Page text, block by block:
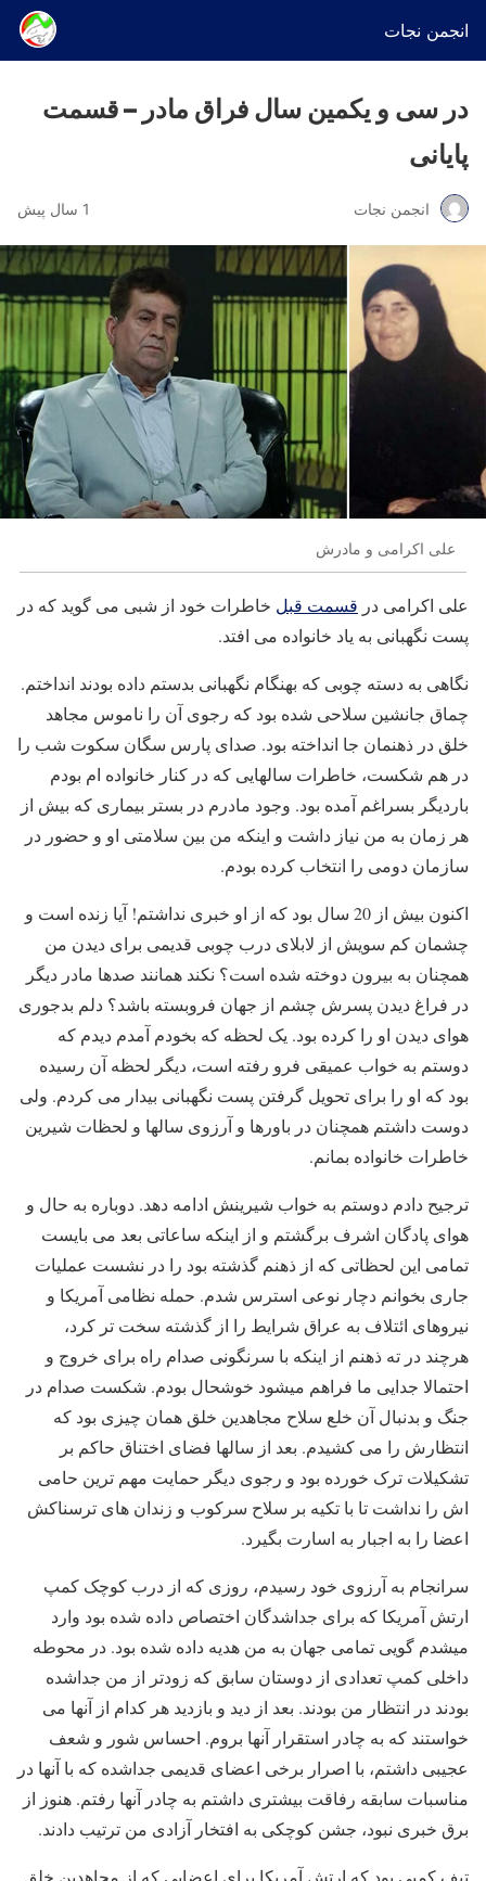
انجمن نجات
در سی و یکمین سال فراق مادر – قسمت
پایانی
انجمن نجات 1 سال پیش
علی اکرامی و مادرش
علی اکرامی در قسمت قبل خاطرات خود از شبی می گوید که در
پست نگهبانی به یاد خانواده می افتد.
نگاهی به دسته چوبی که بهنگام نگهبانی بدستم داده بودند انداختم.
چماق جانشین سلاحی شده بود که رجوی آن را ناموس مجاهد
خلق در ذهنمان جا انداخته بود. صدای پارس سگان سکوت شب را
در هم شکست، خاطرات سالهایی که در کنار خانواده ام بودم
باردیگر بسراغم آمده بود. وجود مادرم در بستر بیماری که بیش از
هر زمان به من نیاز داشت و اینکه من بین سلامتی او و حضور در
سازمان دومی را انتخاب کرده بودم.
اکنون بیش از 20 سال بود که از او خبری نداشتم! آیا زنده است و
چشمان کم سویش از لابلای درب چوبی قدیمی برای دیدن من
همچنان به بیرون دوخته شده است؟ نکند همانند صدها مادر دیگر
در فراغ دیدن پسرش چشم از جهان فروبسته باشد؟ دلم بدجوری
هوای دیدن او را کرده بود. یک لحظه که بخودم آمدم دیدم که
دوستم به خواب عمیقی فرو رفته است، دیگر لحظه آن رسیده
بود که او را برای تحویل گرفتن پست نگهبانی بیدار می کردم. ولی
دوست داشتم همچنان در باورها و آرزوی سالها و لحظات شیرین
خاطرات خانواده بمانم.
ترجیح دادم دوستم به خواب شیرینش ادامه دهد. دوباره به حال و
هوای پادگان اشرف برگشتم و از اینکه ساعاتی بعد می بایست
تمامی این لحظاتی که از ذهنم گذشته بود را در نشست عملیات
جاری بخوانم دچار نوعی استرس شدم. حمله نظامی آمریکا و
نیروهای ائتلاف به عراق شرایط را از گذشته سخت تر کرد،
هرچند در ته ذهنم از اینکه با سرنگونی صدام راه برای خروج و
احتمالا جدایی ما فراهم میشود خوشحال بودم. شکست صدام در
جنگ و بدنبال آن خلع سلاح مجاهدین خلق همان چیزی بود که
انتظارش را می کشیدم. بعد از سالها فضای اختناق حاکم بر
تشکیلات ترک خورده بود و رجوی دیگر حمایت مهم ترین حامی
اش را نداشت تا با تکیه بر سلاح سرکوب و زندان های ترسناکش
اعضا را به اجبار به اسارت بگیرد.
سرانجام به آرزوی خود رسیدم، روزی که از درب کوچک کمپ
ارتش آمریکا که برای جداشدگان اختصاص داده شده بود وارد
میشدم گویی تمامی جهان به من هدیه داده شده بود. در محوطه
داخلی کمپ تعدادی از دوستان سابق که زودتر از من جداشده
بودند در انتظار من بودند. بعد از دید و بازدید هر کدام از آنها می
خواستند که به چادر استقرار آنها بروم. احساس شور و شعف
عجیبی داشتم، با اصرار برخی اعضای قدیمی جداشده که با آنها در
مناسبات سابقه رفاقت بیشتری داشتم به چادر آنها رفتم. هنوز از
برق خبری نبود، جشن کوچکی به افتخار آزادی من ترتیب دادند.
تیف کمپی بود که ارتش آمریکا برای اعضایی که از مجاهدین خلق